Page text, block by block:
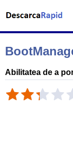
Abilitatea de a